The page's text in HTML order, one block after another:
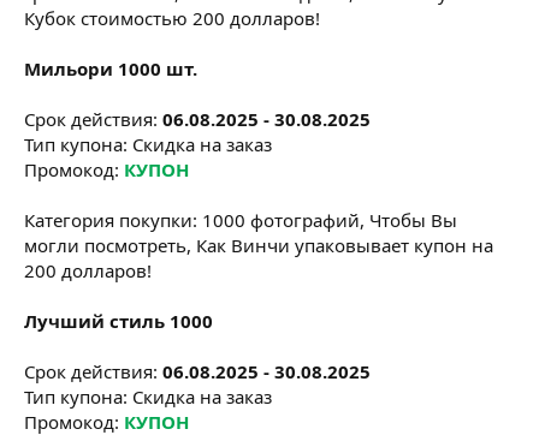
Кубок стоимостью 200 долларов!
Мильори 1000 шт.
Срок действия: 06.08.2025 - 30.08.2025
Тип купона: Скидка на заказ
Промокод: КУПОН
Категория покупки: 1000 фотографий, Чтобы Вы
могли посмотреть, Как Винчи упаковывает купон на
200 долларов!
Лучший стиль 1000
Срок действия: 06.08.2025 - 30.08.2025
Тип купона: Скидка на заказ
Промокод: КУПОН